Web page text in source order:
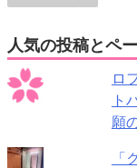
人気の投稿とペ
ロ
ト
願